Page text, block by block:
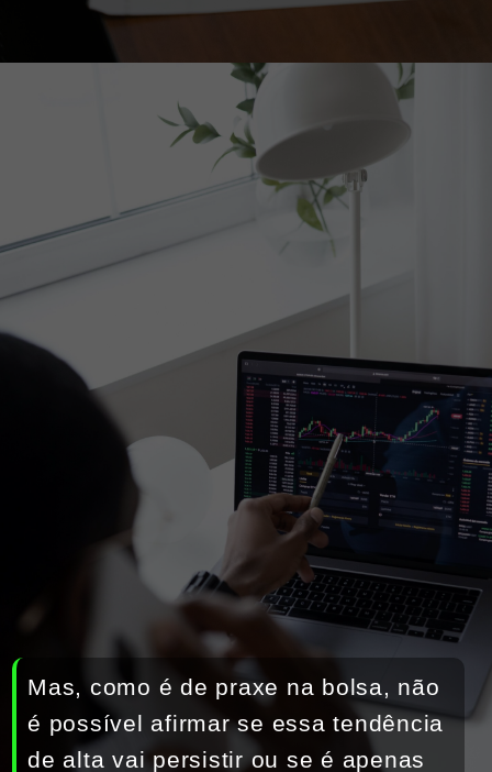
Mas, como é de praxe na bolsa, não
é possível afirmar se essa tendência
de alta vai persistir ou se é apenas